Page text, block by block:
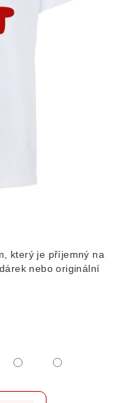
který je příjemný na
nebo originální